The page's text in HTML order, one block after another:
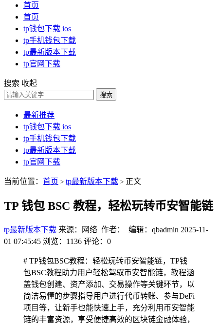
首页
首页
tp钱包下载 ios
tp手机钱包下载
tp最新版本下载
tp官网下载
搜索 收起
搜索
最新推荐
tp钱包下载 ios
tp手机钱包下载
tp最新版本下载
tp官网下载
当前位置： 首页 > tp最新版本下载 > 正文
TP 钱包 BSC 教程，轻松玩转币安智能链
tp最新版本下载 来源：网络 作者： 编辑：qbadmin 2025-11-
01 07:45:45 浏览：1136 评论：0
# TP钱包BSC教程：轻松玩转币安智能链，TP钱
包BSC教程助力用户轻松驾驭币安智能链，教程涵
盖钱包创建、资产添加、交易操作等关键环节，以
简洁易懂的步骤指导用户进行代币转账、参与DeFi
项目等，让新手也能快速上手，充分利用币安智能
链的丰富资源，享受便捷高效的区块链金融体验，